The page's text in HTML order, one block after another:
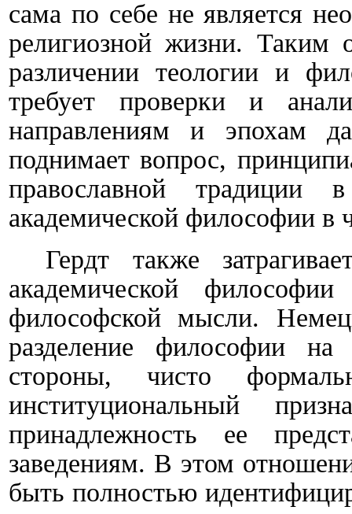
сама по себе не является
религиозной жизни. Таким
различении теологии и
требует проверки и
направлениям и эпохам
поднимает вопрос,
православной
академической философии в
Гердт также
академической
философской мысли.
разделение философии
стороны, чисто
институциональный
принадлежность ее
заведениям. В этом
быть полностью